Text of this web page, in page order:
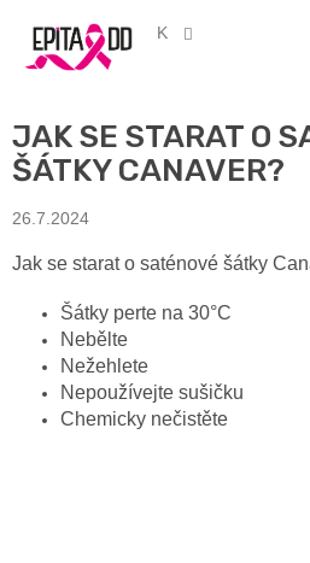
obsah
CZK
JAK SE STARAT O
ŠÁTKY CANAVER?
26.7.2024
Jak se starat o saténové šátky
Šátky perte na 30°C
Nebělte
Nežehlete
Nepoužívejte sušičku
Chemicky nečistěte